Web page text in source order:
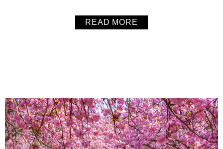
Cream），就搭配著一起吃，天阿！實在是太清爽、酸甜、
且適合夏天的甜點了！推薦這個Caramel Pineapple Upside
READ MORE
About